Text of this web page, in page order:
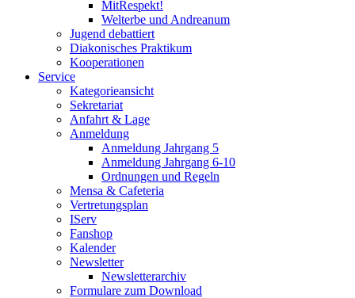
MitRespekt!
Welterbe und Andreanum
Jugend debattiert
Diakonisches Praktikum
Kooperationen
Service
Kategorieansicht
Sekretariat
Anfahrt & Lage
Anmeldung
Anmeldung Jahrgang 5
Anmeldung Jahrgang 6-10
Ordnungen und Regeln
Mensa & Cafeteria
Vertretungsplan
IServ
Fanshop
Kalender
Newsletter
Newsletterarchiv
Formulare zum Download